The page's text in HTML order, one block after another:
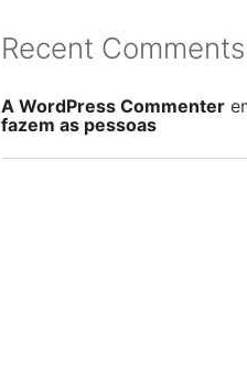
Recent Comments
A WordPress Commenter
fazem as pessoas